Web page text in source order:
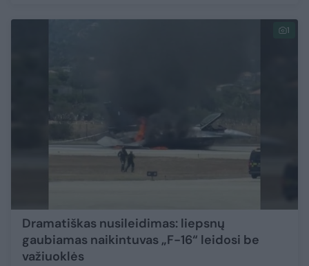
1
Dramatiškas nusileidimas: liepsnų
gaubiamas naikintuvas „F-16“ leidosi be
važiuoklės